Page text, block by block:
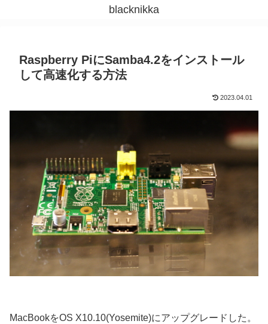
blacknikka
Raspberry PiにSamba4.2をインストール
して高速化する方法
2023.04.01
MacBookをOS X10.10(Yosemite)にアップグレードした。